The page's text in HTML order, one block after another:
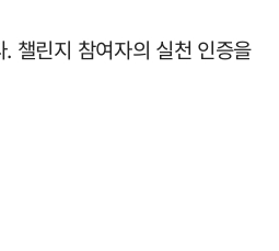
챌린지 참여자의 실천 인증을